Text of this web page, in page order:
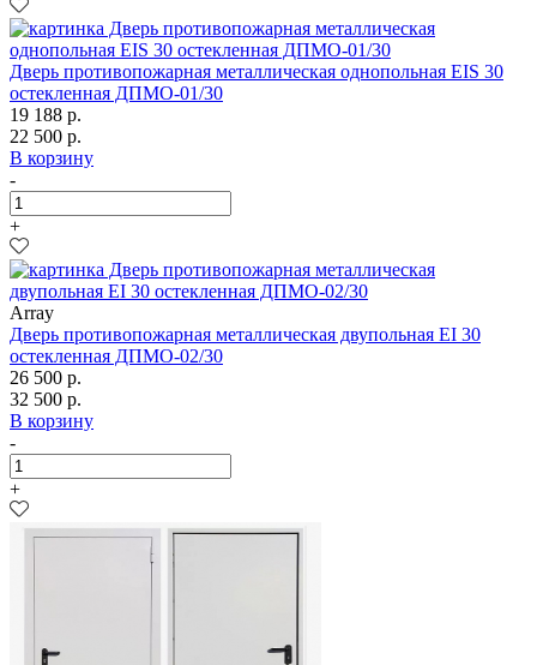
Дверь противопожарная металлическая однопольная EIS 30
остекленная ДПМО-01/30
19 188 р.
22 500 р.
В корзину
-
+
Array
Дверь противопожарная металлическая двупольная EI 30
остекленная ДПМО-02/30
26 500 р.
32 500 р.
В корзину
-
+